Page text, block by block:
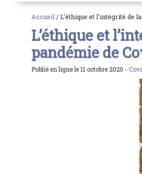
Accueil / L’éthique et l’intégrité de
L’éthique et
pandémie de
Publié en ligne le 11 octobre 2020 -